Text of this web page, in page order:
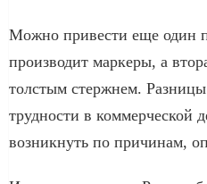
Можно привести еще один
производит маркеры, а
толстым стержнем.
трудности в коммерческой
возникнуть по причинам,